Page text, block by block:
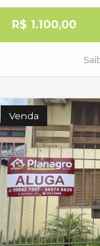
R$ 1.100,00
Venda